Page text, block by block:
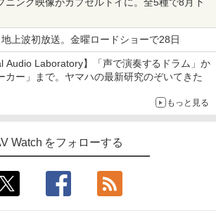
ニング映像がカプセルトイに。全5種で8月下
上波初放送。金曜ロードショーで28日
Audio Laboratory】「声で演奏するドラム」か
カー」まで。ヤマハの最新研究のぞいてきた
もっと見る
Watch をフォローする